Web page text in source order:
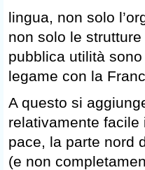
lingua, non solo
non solo le
pubblica utilità
legame con la
A questo si
relativamente
pace, la parte nord
(e non